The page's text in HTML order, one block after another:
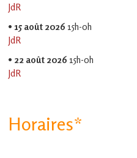
JdR
•15 août 2026 15h-0h
JdR
• 22 août 2026 15h-0h
JdR
Horaires*